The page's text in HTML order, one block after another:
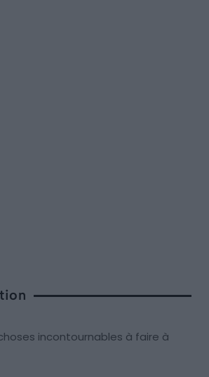
choses incontournables à faire à